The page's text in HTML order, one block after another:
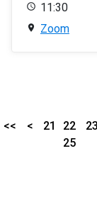
11:30
Zoom
<< < 21 22 23
25